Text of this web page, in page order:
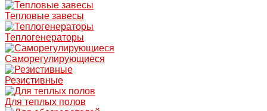
Тепловые завесы
Теплогенераторы
Саморегулирующиеся
Резистивные
Для теплых полов